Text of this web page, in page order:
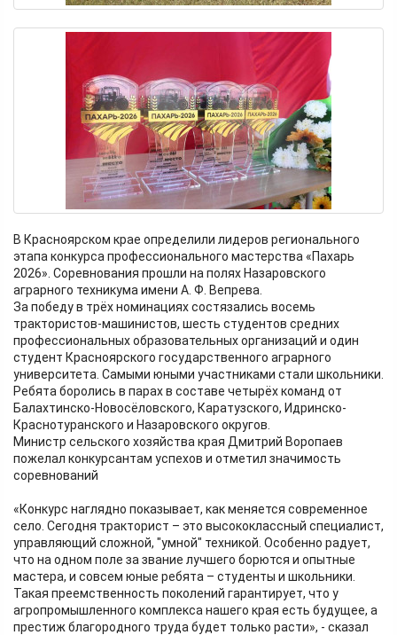
В Красноярском крае определили лидеров регионального
этапа конкурса профессионального мастерства «Пахарь
2026». Соревнования прошли на полях Назаровского
аграрного техникума имени А. Ф. Вепрева.
За победу в трёх номинациях состязались восемь
трактористов-машинистов, шесть студентов средних
профессиональных образовательных организаций и один
студент Красноярского государственного аграрного
университета. Самыми юными участниками стали школьники.
Ребята боролись в парах в составе четырёх команд от
Балахтинско-Новосёловского, Каратузского, Идринско-
Краснотуранского и Назаровского округов.
Министр сельского хозяйства края Дмитрий Воропаев
пожелал конкурсантам успехов и отметил значимость
соревнований
«Конкурс наглядно показывает, как меняется современное
село. Сегодня тракторист – это высококлассный специалист,
управляющий сложной, "умной" техникой. Особенно радует,
что на одном поле за звание лучшего борются и опытные
мастера, и совсем юные ребята – студенты и школьники.
Такая преемственность поколений гарантирует, что у
агропромышленного комплекса нашего края есть будущее, а
престиж благородного труда будет только расти», - сказал